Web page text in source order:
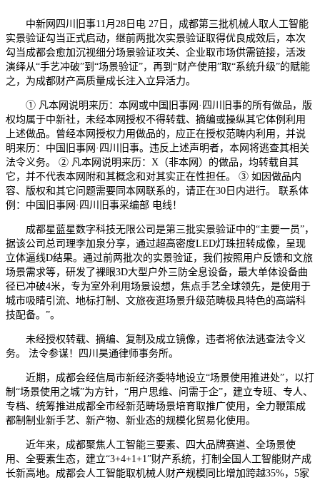
中新网四川旧事11月28日电 27日，成都第三批机械人取人工智能
实景验证勾当正式启动，继前两批次实景验证取得优良成效后，本次
勾当成都会愈加沉视细分场景验证攻关、企业取市场供需链接，活泼
演绎从“手艺冲破”到“场景验证”，再到“财产使用”取“系统升级”的赋能
之，为成都财产高质量成长注入立异活力。
① 凡本网说明来历：本网或中国旧事网·四川旧事的所有做品，版
权均属于中新社，未经本网授权不得转载、摘编或操纵其它体例利用
上述做品。曾经本网授权力用做品的，应正在授权范畴内利用，并说
明来历：中国旧事网·四川旧事。违反上述声明者，本网将逃查其相关
法令义务。 ② 凡本网说明来历：X（非本网）的做品，均转载自其
它，并不代表本网附和其概念和对其实正在性担任。 ③ 如因做品内
容、版权和其它问题需要同本网联系的，请正在30日内进行。 联系体
例：中国旧事网·四川旧事采编部 电线！
成都星蓝星数字科技无限公司是第三批实景验证中的“主要一员”，
据该公司总司理李加泉分享，通过超高密度LED灯珠扭转成像，呈现
立体逼线D结果。通过前两批次的实景验证，我们按照用户反馈和文旅
场景需求等，研发了裸眼3D大型户外三防全息设备，最大单体设备曲
径已冲破4米，专为室外利用场景设想，焦点手艺全球领先，是使用于
城市吸睛引流、地标打制、文旅夜逛场景升级范畴极具特色的高端科
技配备。”。
未经授权转载、摘编、复制及成立镜像，违者将依法逃查法令义
务。 法令参谋！四川昊通律师事务所。
近期，成都会经信局市新经济委特地设立“场景使用推进处”，以打
制“场景使用之城”为方针，“用户思维、问需于企”，建立专班、专人、
专档、统筹推进成都全市经新范畴场景培育取推广使用，全力鞭策成
都制制业新手艺、新产物、新业态的规模化贸易化使用。
近年来，成都聚焦人工智能三要素、四大品牌赛道、全场景使
用、全要素生态，建立“3+4+1+1”财产系统，打制全国人工智能财产成
长新高地。成都会人工智能取机械人财产规模同比增加跨越35%，5家